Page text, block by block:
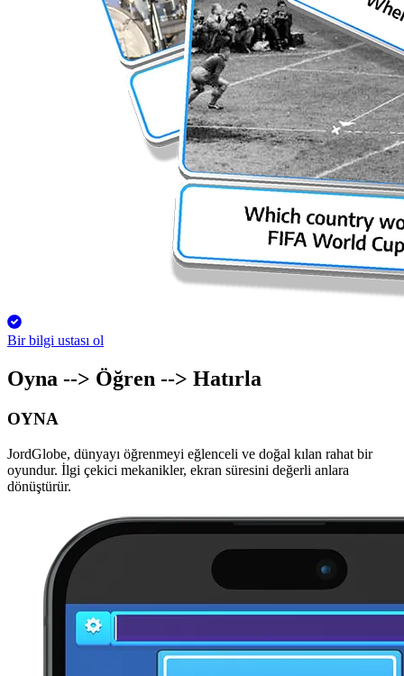
Bir bilgi ustası ol
Oyna --> Öğren --> Hatırla
OYNA
JordGlobe, dünyayı öğrenmeyi eğlenceli ve doğal kılan rahat bir
oyundur. İlgi çekici mekanikler, ekran süresini değerli anlara
dönüştürür.